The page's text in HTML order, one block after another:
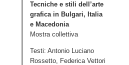
Tecniche е stili dell’arte
grafica in Bulgari, Italia
e Macedonia
Mostra collettiva
Testi: Antonio Luciano
Rossetto, Federica Vettori